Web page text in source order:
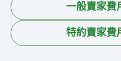
一般賣家費
特約賣家費